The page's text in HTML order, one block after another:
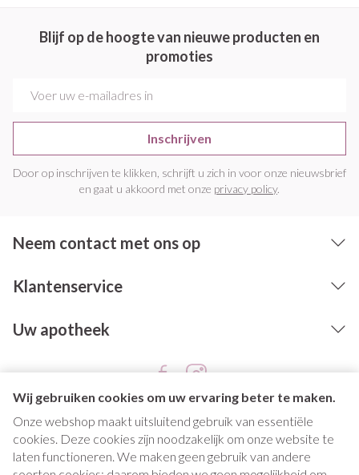
Wij gebruiken cookies om uw ervaring beter te maken.
Onze webshop maakt uitsluitend gebruik van essentiële
cookies. Deze cookies zijn noodzakelijk om onze website te
laten functioneren. We maken geen gebruik van andere
Blijf op de hoogte van nieuwe producten en
promoties
Inschrijven
Door op inschrijven te klikken, schrijft u zich in voor onze nieuwsbrief
en gaat u akkoord met onze privacy policy.
Neem contact met ons op
Klantenservice
Uw apotheek